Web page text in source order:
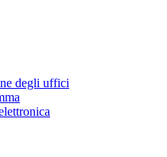
degli uffici